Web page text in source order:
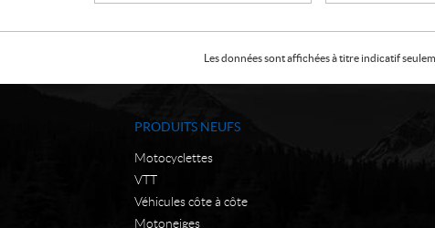
Les données sont affichées à titre indicatif
PRODUITS NEUFS
Motocyclettes
VTT
Véhicules côte à côte
Motoneiges